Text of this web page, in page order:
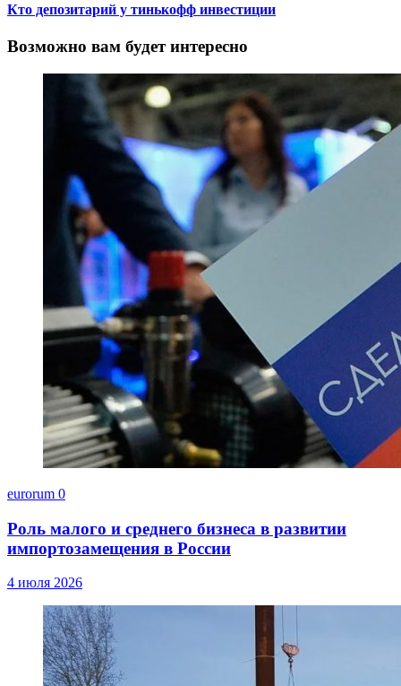
Кто депозитарий у тинькофф инвестиции
Возможно вам будет интересно
eurorum 0
Роль малого и среднего бизнеса в развитии
импортозамещения в России
4 июля 2026